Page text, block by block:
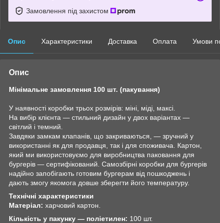
Замовлення під захистом
Опис Характеристики Доставка Оплата Умови
Опис
Мінімальне замовлення 100 шт. (пакування)
У наявності коробки трьох розмірів: міні, міді, максі.
На вибір клієнта — стильний дизайн у двох варіантах —
світлий і темний.
Завдяки замкам клапанів, що закриваються, — зручний у
використанні як для продавця, так і для споживача. Картон,
який ми використовуємо для виробництва паковання для
бургерів — сертифікований. Самозбірні коробки для бургерів
надійно запобігають готовим бургерам від пошкоджень і
дають змогу якомога довше зберегти його температуру.
Технічні характеристики
Матеріал: харчовий картон.
Кількість у пакунку — поліетилен: 100 шт.